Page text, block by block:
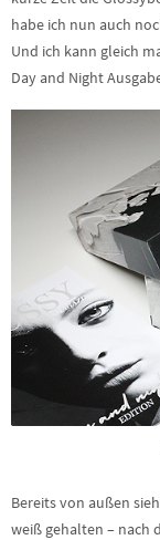
habe ich nun auch
Und ich kann gleich
Day and Night
Bereits von außen
weiß gehalten – nach